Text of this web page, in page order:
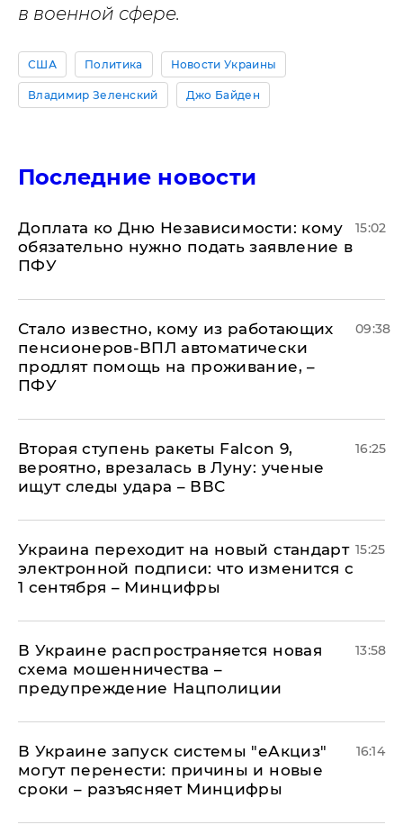
в военной сфере.
США Политика Новости Украины
Владимир Зеленский Джо Байден
Последние новости
Доплата ко Дню Независимости: кому
обязательно нужно подать заявление в
ПФУ
15:02
Стало известно, кому из работающих
пенсионеров-ВПЛ автоматически
продлят помощь на проживание, –
ПФУ
09:38
Вторая ступень ракеты Falcon 9,
вероятно, врезалась в Луну: ученые
ищут следы удара – ВВС
16:25
Украина переходит на новый стандарт
электронной подписи: что изменится с
1 сентября – Минцифры
15:25
В Украине распространяется новая
схема мошенничества –
предупреждение Нацполиции
13:58
В Украине запуск системы "еАкциз"
могут перенести: причины и новые
сроки – разъясняет Минцифры
16:14